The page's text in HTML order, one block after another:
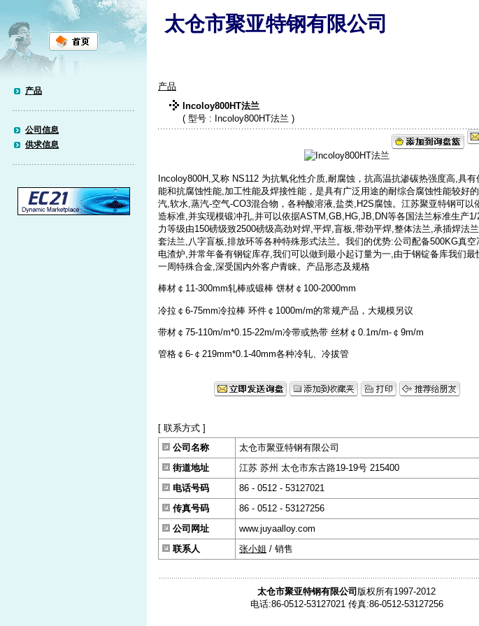
产品
公司信息
供求信息
太仓市聚亚特钢有限公司
产品
Incoloy800HT法兰
( 型号 : Incoloy800HT法兰 )
Incoloy800H,又称 NS112 为抗氧化性介质,耐腐蚀，抗高温抗渗碳热强度高,具有
能和抗腐蚀性能,加工性能及焊接性能，是具有广泛用途的耐综合腐蚀性能较好
汽,软水,蒸汽-空气-CO3混合物，各种酸溶液,盐类,H2S腐蚀。江苏聚亚特钢可以
造标准,并实现模锻冲孔,并可以依据ASTM,GB,HG,JB,DN等各国法兰标准生产
力等级由150磅级致2500磅级高劲对焊,平焊,盲板,带劲平焊,整体法兰,承插焊法
套法兰,八字盲板,排放环等各种特殊形式法兰。我们的优势:公司配备500KG真空
电渣炉,并常年备有钢锭库存,我们可以做到最小起订量为一,由于钢锭备库我们最
一周特殊合金,深受国内外客户青睐。产品形态及规格
棒材￠11-300mm轧棒或锻棒 饼材￠100-2000mm
冷拉￠6-75mm冷拉棒 环件￠1000m/m的常规产品，大规模另议
带材￠75-110m/m*0.15-22m/m冷带或热带 丝材￠0.1m/m-￠9m/m
管格￠6-￠219mm*0.1-40mm各种冷轧、冷拔管
[ 联系方式 ]
公司名称
太仓市聚亚特钢有限公司
街道地址
江苏 苏州 太仓市东古路19-19号 215400
电话号码
86 - 0512 - 53127021
传真号码
86 - 0512 - 53127256
公司网址
www.juyaalloy.com
联系人
张小姐 / 销售
太仓市聚亚特钢有限公司 版权所有1997-2012
电话:86-0512-53127021 传真:86-0512-53127256